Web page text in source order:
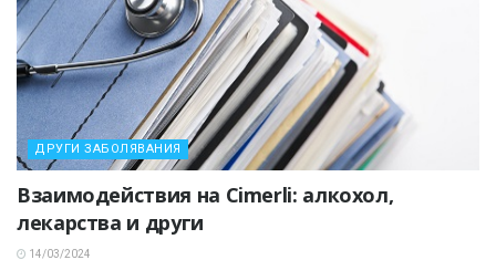
ДРУГИ ЗАБОЛЯВАНИЯ
Взаимодействия на Cimerli: алкохол,
лекарства и други
14/03/2024